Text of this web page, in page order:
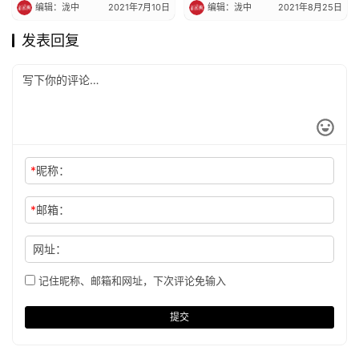
编辑：泷中 2021年7月10日 编辑：泷中 2021年8月25日
发表回复
*昵称：
*邮箱：
网址：
记住昵称、邮箱和网址，下次评论免输入
提交